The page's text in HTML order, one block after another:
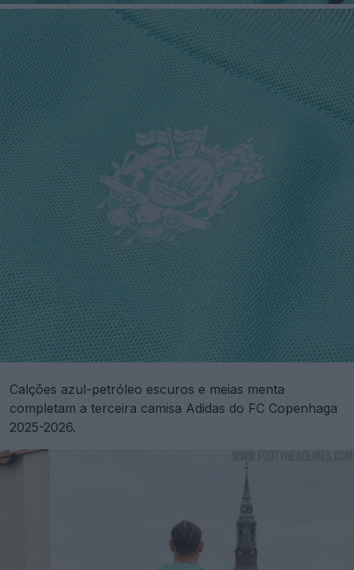
Calções azul-petróleo escuros e meias menta
completam a terceira camisa Adidas do FC Copenhaga
2025-2026.